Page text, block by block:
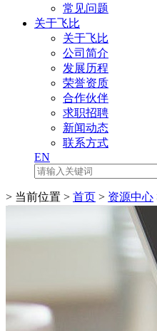
常见问题
关于飞比
关于飞比
公司简介
发展历程
荣誉资质
合作伙伴
求职招聘
新闻动态
联系方式
EN
> 当前位置 > 首页 > 资源中心